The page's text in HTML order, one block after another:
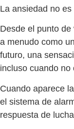
La ansiedad no
Desde el punto
a menudo como
futuro, una
incluso cuando no
Cuando aparece
el sistema de
respuesta de